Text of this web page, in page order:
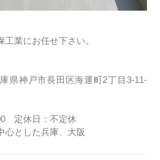
業にお任せ下さい。
県神戸市長田区海運町2丁目3-11-
定休日：不定休
心とした兵庫、大阪